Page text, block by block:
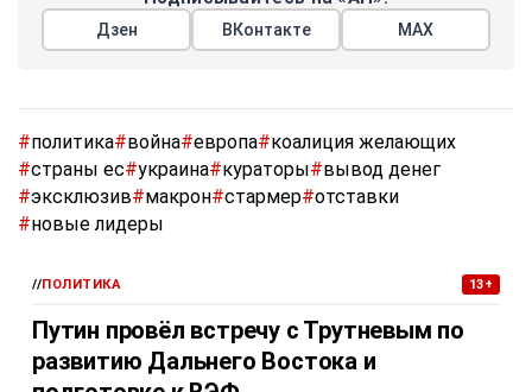
Дзен ВКонтакте МАХ
#политика#война#европа#коалиция желающих
#страны ес#украина#кураторы#вывод денег
#эксклюзив#макрон#стармер#отставки
#новые лидеры
//ПОЛИТИКА 13+
Путин провёл встречу с Трутневым по
развитию Дальнего Востока и